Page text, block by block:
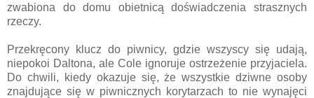
zwabiona do domu obietnicą doświadczenia strasznych
rzeczy.
Przekręcony klucz do piwnicy, gdzie wszyscy się udają,
niepokoi Daltona, ale Cole ignoruje ostrzeżenie przyjaciela.
Do chwili, kiedy okazuje się, że wszystkie dziwne osoby
znajdujące się w piwnicznych korytarzach to nie wynajęci